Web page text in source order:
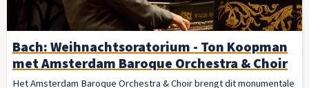
Bach: Weihnachtsoratorium - Ton Koopman
met Amsterdam Baroque Orchestra & Choir
Het Amsterdam Baroque Orchestra & Choir brengt dit monumentale